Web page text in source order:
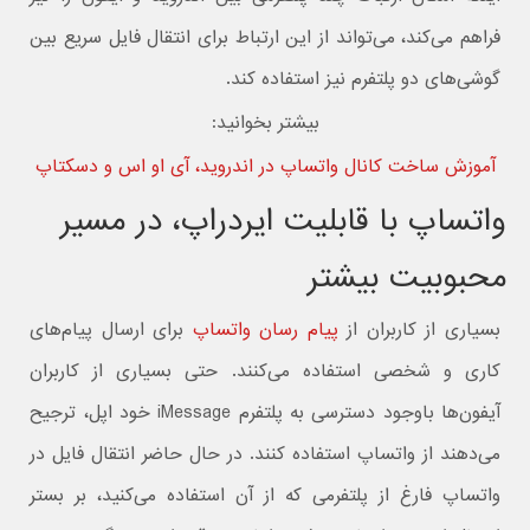
فراهم می‌کند، می‌تواند از این ارتباط برای انتقال فایل سریع بین
گوشی‌های دو پلتفرم نیز استفاده کند.
بیشتر بخوانید:
آموزش ساخت کانال واتساپ در اندروید، آی او اس و دسکتاپ
واتساپ با قابلیت ایردراپ، در مسیر
محبوبیت بیشتر
بسیاری از کاربران از پیام رسان واتساپ برای ارسال پیام‌های
کاری و شخصی استفاده می‌کنند. حتی بسیاری از کاربران
آیفون‌ها باوجود دسترسی به پلتفرم iMessage خود اپل، ترجیح
می‌دهند از واتساپ استفاده کنند. در حال حاضر انتقال فایل در
واتساپ فارغ از پلتفرمی که از آن استفاده می‌کنید، بر بستر